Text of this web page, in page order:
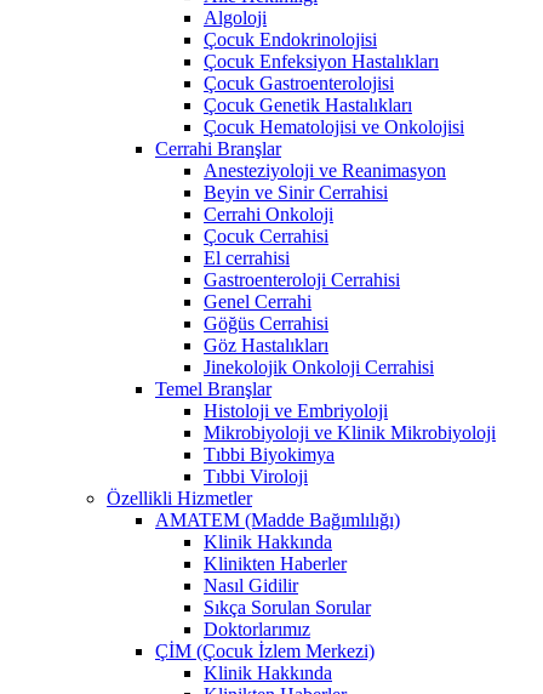
Algoloji
Çocuk Endokrinolojisi
Çocuk Enfeksiyon Hastalıkları
Çocuk Gastroenterolojisi
Çocuk Genetik Hastalıkları
Çocuk Hematolojisi ve Onkolojisi
Cerrahi Branşlar
Anesteziyoloji ve Reanimasyon
Beyin ve Sinir Cerrahisi
Cerrahi Onkoloji
Çocuk Cerrahisi
El cerrahisi
Gastroenteroloji Cerrahisi
Genel Cerrahi
Göğüs Cerrahisi
Göz Hastalıkları
Jinekolojik Onkoloji Cerrahisi
Temel Branşlar
Histoloji ve Embriyoloji
Mikrobiyoloji ve Klinik Mikrobiyoloji
Tıbbi Biyokimya
Tıbbi Viroloji
Özellikli Hizmetler
AMATEM (Madde Bağımlılığı)
Klinik Hakkında
Klinikten Haberler
Nasıl Gidilir
Sıkça Sorulan Sorular
Doktorlarımız
ÇİM (Çocuk İzlem Merkezi)
Klinik Hakkında